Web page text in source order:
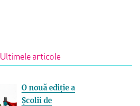
Ultimele articole
O nouă ediție a
Școlii de